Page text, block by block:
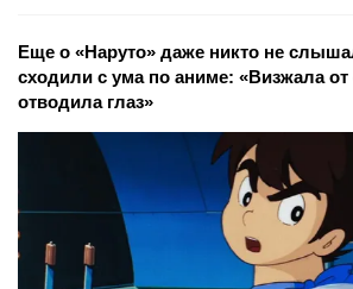
Еще о «Наруто» даже никто не
сходили с ума по аниме: «Визжала от
отводила глаз»